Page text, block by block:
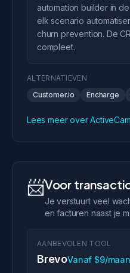
automation builder in
elk scenario
churn prevention. De
compleet.
ALTERNATIEVEN
Customer.io
Encharge
Lees meer over
📨Voor
Je verstuurt veel
en facturen naast je
AANBEVOLEN TOOL
BrevoVanaf $9/